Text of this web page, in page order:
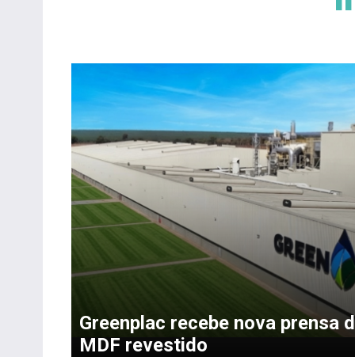
Greenplac recebe nova prensa
MDF revestido